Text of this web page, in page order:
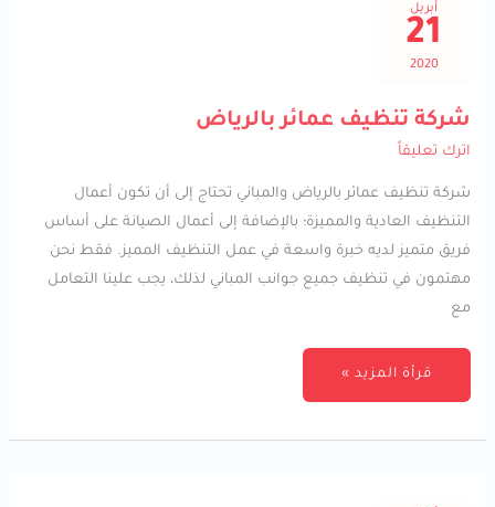
أبريل
21
2020
شركة تنظيف عمائر بالرياض
اترك تعليقاً
شركة تنظيف عمائر بالرياض والمباني تحتاج إلى أن تكون أعمال
التنظيف العادية والمميزة؛ بالإضافة إلى أعمال الصيانة على أساس
فريق متميز لديه خبرة واسعة في عمل التنظيف المميز. فقط نحن
مهتمون في تنظيف جميع جوانب المباني لذلك، يجب علينا التعامل
مع
شركة
تنظيف
عمائر
بالرياض
قرأة المزيد »